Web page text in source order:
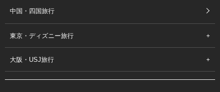
中国・四国旅行
東京・ディズニー旅行
大阪・USJ旅行